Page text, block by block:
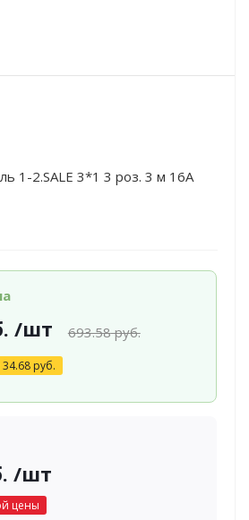
1-2.SALE 3*1 3 роз. 3 м 16А
/шт 693.58руб.
34.68руб.
/шт
цены